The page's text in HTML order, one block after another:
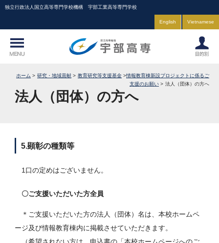
独立行政法人国立高等専門学校機構 宇部工業高等専門学校
English Vietnamese
ホーム 研究・地域貢献 教育研究等支援基金
情報教育棟新設プロジェクトに係るご
支援のお願い
法人（団体）の方へ
法人（団体）の方へ
5.顕彰の種類等
1口の定めはございません。
〇ご支援いただいた方全員
＊ご支援いただいた方の法人（団体）名は、本校ホームペ
ージ及び情報教育棟内に掲載させていただきます。